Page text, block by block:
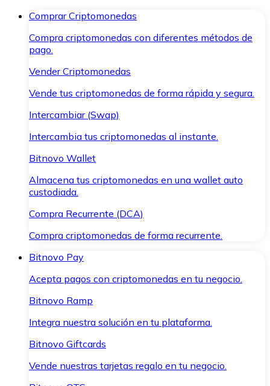
Comprar Criptomonedas
Compra criptomonedas con diferentes métodos de
pago.
Vender Criptomonedas
Vende tus criptomonedas de forma rápida y segura.
Intercambiar (Swap)
Intercambia tus criptomonedas al instante.
Bitnovo Wallet
Almacena tus criptomonedas en una wallet auto
custodiada.
Compra Recurrente (DCA)
Compra criptomonedas de forma recurrente.
Bitnovo Pay
Acepta pagos con criptomonedas en tu negocio.
Bitnovo Ramp
Integra nuestra solución en tu plataforma.
Bitnovo Giftcards
Vende nuestras tarjetas regalo en tu negocio.